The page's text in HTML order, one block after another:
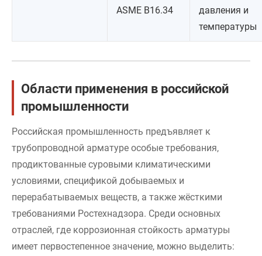
ASME B16.34
давления и
температуры
Области применения в российской
промышленности
Российская промышленность предъявляет к
трубопроводной арматуре особые требования,
продиктованные суровыми климатическими
условиями, спецификой добываемых и
перерабатываемых веществ, а также жёсткими
требованиями Ростехнадзора. Среди основных
отраслей, где коррозионная стойкость арматуры
имеет первостепенное значение, можно выделить: